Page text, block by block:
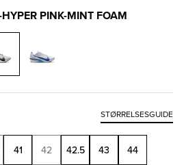
PINK-MINT FOAM
STØRRELSESGUIDE
41 42 42.5 43 44